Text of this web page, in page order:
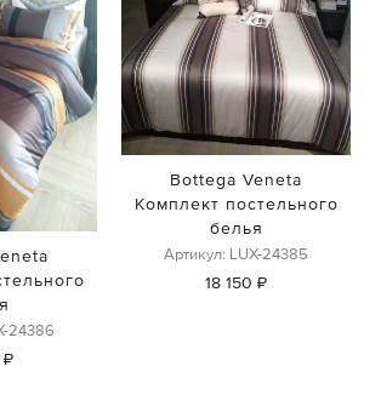
24386
₽
Bottega Veneta
Комплект постельного
белья
Артикул: LUX-24385
18 150 ₽